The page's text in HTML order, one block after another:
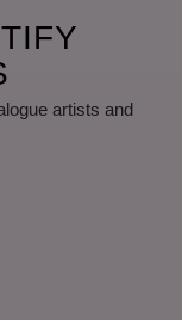
artists and